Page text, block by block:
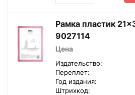
Рамка пластик
9027114
Цена
Издательство:
Переплет:
Год издания:
Штрихкод: